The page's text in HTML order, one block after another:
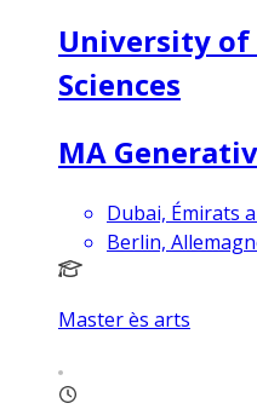
University of
Sciences
MA
Dubai, Émirats
Berlin,
Master ès arts